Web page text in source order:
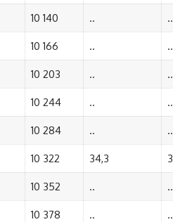
10 140 .. ..
10 166 .. ..
10 203 .. ..
10 244 .. ..
10 284 .. ..
10 322 34,3
10 352 .. ..
10 378 .. ..